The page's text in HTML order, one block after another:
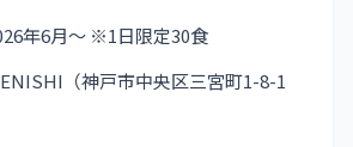
年6月～ ※1日限定30食
（神戸市中央区三宮町1-8-1